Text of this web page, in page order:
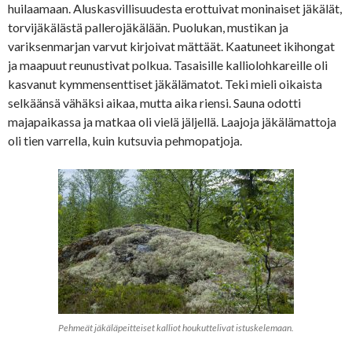
huilaamaan. Aluskasvillisuudesta erottuivat moninaiset jäkälät,
torvijäkälästä pallerojäkälään. Puolukan, mustikan ja
variksenmarjan varvut kirjoivat mättäät. Kaatuneet ikihongat
ja maapuut reunustivat polkua. Tasaisille kalliolohkareille oli
kasvanut kymmensenttiset jäkälämatot. Teki mieli oikaista
selkäänsä vähäksi aikaa, mutta aika riensi. Sauna odotti
majapaikassa ja matkaa oli vielä jäljellä. Laajoja jäkälämattoja
oli tien varrella, kuin kutsuvia pehmopatjoja.
Pehmeät jäkäläpeitteiset kalliot houkuttelivat istuskelemaan.